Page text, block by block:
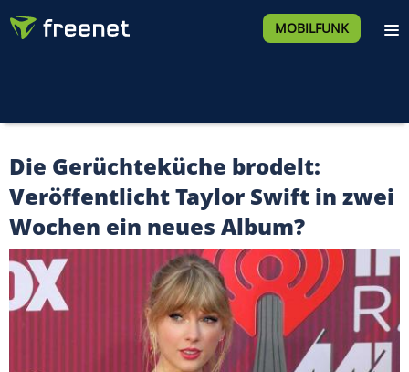
MOBILFUNK
Die Gerüchteküche brodelt:
Veröffentlicht Taylor Swift in zwei
Wochen ein neues Album?